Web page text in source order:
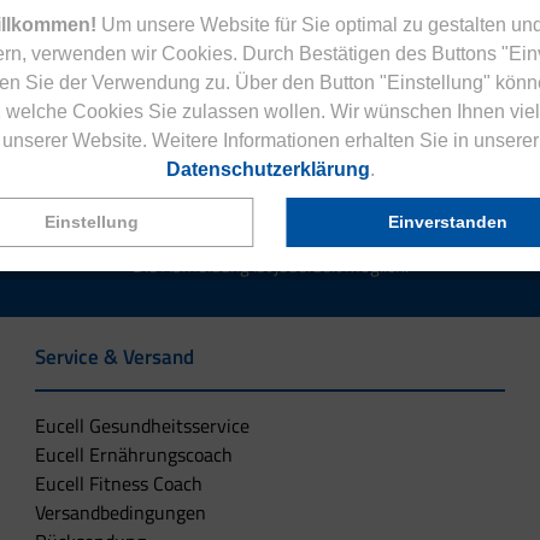
Um unsere Website für Sie optimal zu gestalten
verwenden wir Cookies. Durch Bestätigen des Buttons
Sie der Verwendung zu. Über den Button "Einstellung"
welche Cookies Sie zulassen wollen. Wir wünschen Ihnen
unserer Website. Weitere Informationen erhalten Sie in unserer
Datenschutzerklärung.
Einstellung Einverstanden
Jetzt zum Newsletter anmelden.
Eucell Gesundheitsmagazin und verpassen Sie keine
Die Abmeldung ist jederzeit möglich.
Service & Versand
Eucell Gesundheitsservice
Eucell Ernährungscoach
Eucell Fitness Coach
Versandbedingungen